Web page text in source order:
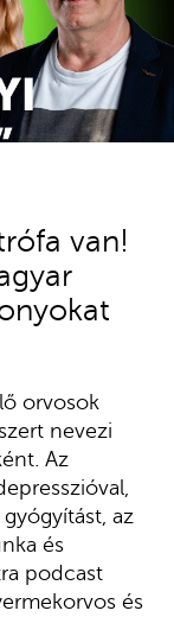
van!
orvosok
nevezi
Az
az
és
podcast
és